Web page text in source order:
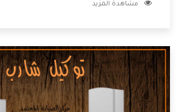
من خلال العروض والخصومات التى تتقدم لكم .
مشاهدة المزيد